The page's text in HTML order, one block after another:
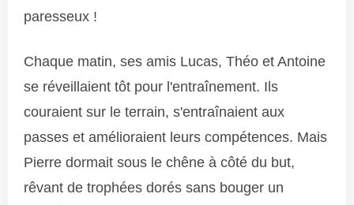
paresseux !
Chaque matin, ses amis Lucas, Théo et Antoine
se réveillaient tôt pour l'entraînement. Ils
couraient sur le terrain, s'entraînaient aux
passes et amélioraient leurs compétences. Mais
Pierre dormait sous le chêne à côté du but,
rêvant de trophées dorés sans bouger un